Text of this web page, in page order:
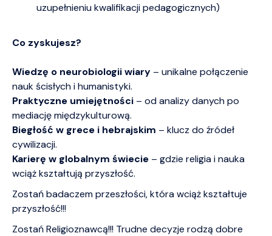
uzupełnieniu kwalifikacji pedagogicznych)
Co zyskujesz?
Wiedzę o neurobiologii wiary – unikalne połączenie
nauk ścisłych i humanistyki.
Praktyczne umiejętności – od analizy danych po
mediację międzykulturową.
Biegłość w grece i hebrajskim – klucz do źródeł
cywilizacji.
Karierę w globalnym świecie – gdzie religia i nauka
wciąż kształtują przyszłość.
Zostań badaczem przeszłości, która wciąż kształtuje
przyszłość!!!
Zostań Religioznawcą!!! Trudne decyzje rodzą dobre